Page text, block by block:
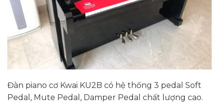
Đàn piano cơ Kwai KU2B có hệ thống 3 pedal Soft
Pedal, Mute Pedal, Damper Pedal chất lượng cao.